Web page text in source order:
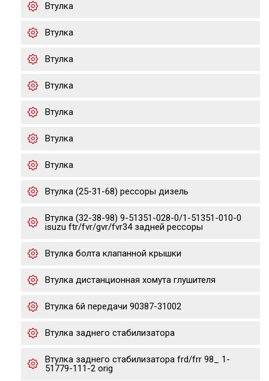
Втулка
Втулка
Втулка
Втулка
Втулка
Втулка
Втулка
Втулка (25-31-68) рессоры дизель
Втулка (32-38-98) 9-51351-028-0/1-51351-010-0
isuzu ftr/fvr/gvr/fvr34 задней рессоры
Втулка болта клапанной крышки
Втулка дистанционная хомута глушителя
Втулка 6й передачи 90387-31002
Втулка заднего стабилизатора
Втулка заднего стабилизатора frd/frr 98_ 1-
51779-111-2 orig